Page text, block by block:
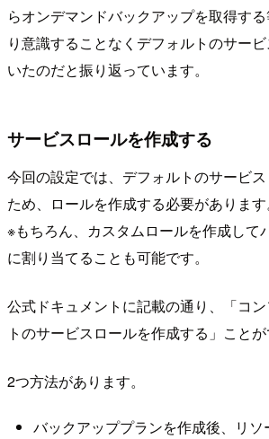
らオンデマンドバックアップを取得す
り意識することなくデフォルトのサー
いたのだと振り返っています。
サービスロールを作成する
今回の設定では、デフォルトのサービ
ため、ロールを作成する必要があります
※もちろん、カスタムロールを作成して
に割り当てることも可能です。
公式ドキュメントに記載の通り、「コ
トのサービスロールを作成する」ことが
2つ方法があります。
バックアッププランを作成後、リ